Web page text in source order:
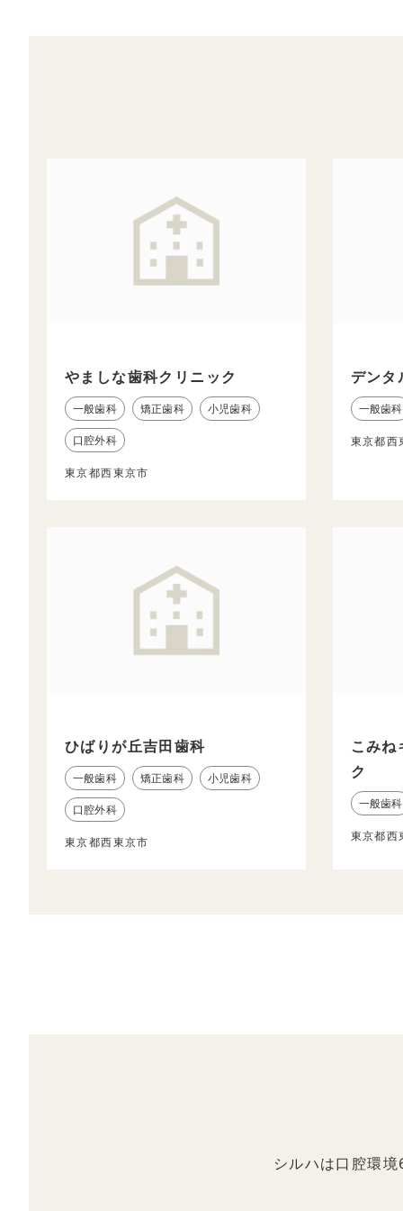
やましな歯科クリニック
一般歯科 矯正歯科 小児歯科
口腔外科
東京都西東京市
デンタ
一般歯科
東京都西
ひばりが丘吉田歯科
一般歯科 矯正歯科 小児歯科
口腔外科
東京都西東京市
こみね
ク
一般歯科
東京都西
シルハは口腔環